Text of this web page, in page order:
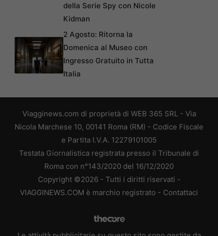
della Serie Spy con Nicole
Kidman
2 Agosto: Ritorna la
Domenica al Museo con
Ingresso Gratuito in Tutta
Italia
Viagginews.com di proprietà di WEB 365 SRL - Via
Nicola Marchese 10, 00141 Roma (RM) - Codice Fiscale
e Partita I.V.A. 12279101005
Testata Giornalistica registrata presso il Tribunale di
Roma con n°143/2020 del 16/12/2020
Copyright ©2026 - Tutti i diritti riservati -
VIAGGINEWS.COM è marchio registrato - Contattaci